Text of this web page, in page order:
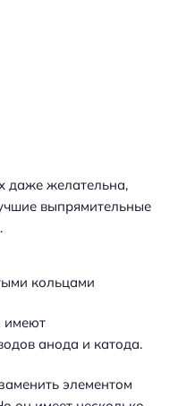
даже желательна,
выпрямительные
кольцами
имеют
анода и катода.
элементом